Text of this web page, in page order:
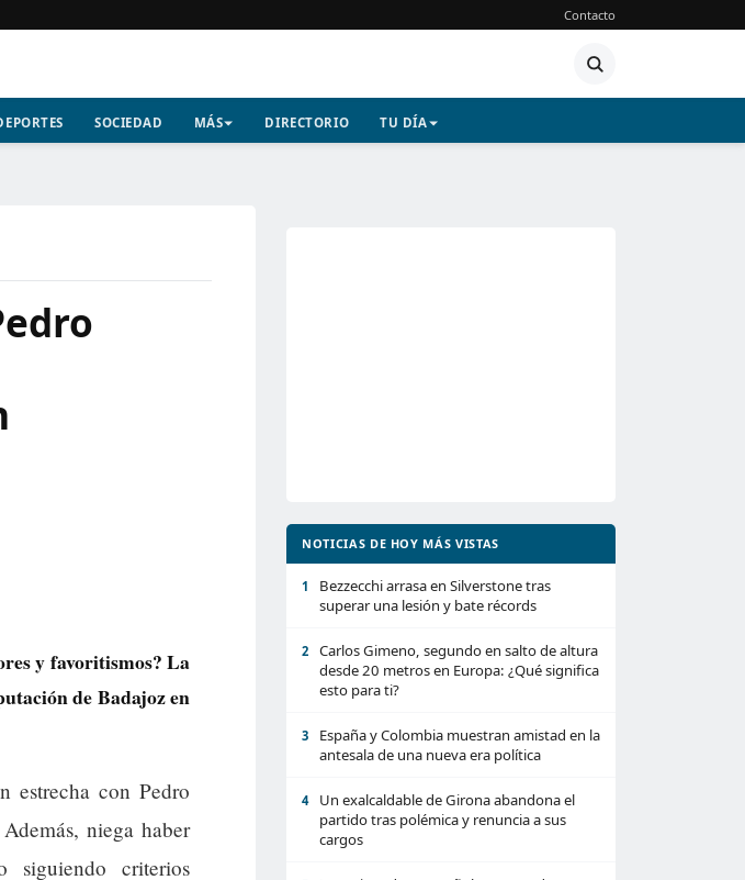
Contacto
SOCIEDAD MÁS DIRECTORIO TU DÍA
y favoritismos? La
de Badajoz en
estrecha con Pedro
niega haber
criterios
NOTICIAS DE HOY MÁS VISTAS
1
Bezzecchi arrasa en Silverstone tras
superar una lesión y bate récords
2
Carlos Gimeno, segundo en salto de altura
desde 20 metros en Europa: ¿Qué significa
esto para ti?
3
España y Colombia muestran amistad en la
antesala de una nueva era política
4
Un exalcaldable de Girona abandona el
partido tras polémica y renuncia a sus
cargos